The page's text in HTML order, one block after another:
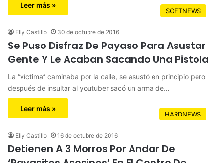
Leer más »
SOFTNEWS
Elly Castillo 30 de octubre de 2016
Se Puso Disfraz De Payaso Para Asustar
Gente Y Le Acaban Sacando Una Pistola
La “víctima” caminaba por la calle, se asustó en principio pero
después de insultar al youtuber sacó un arma de…
Leer más »
HARDNEWS
Elly Castillo 16 de octubre de 2016
Detienen A 3 Morros Por Andar De